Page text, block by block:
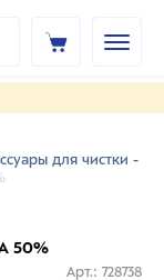
для чистки -
50%
Арт.: 728738